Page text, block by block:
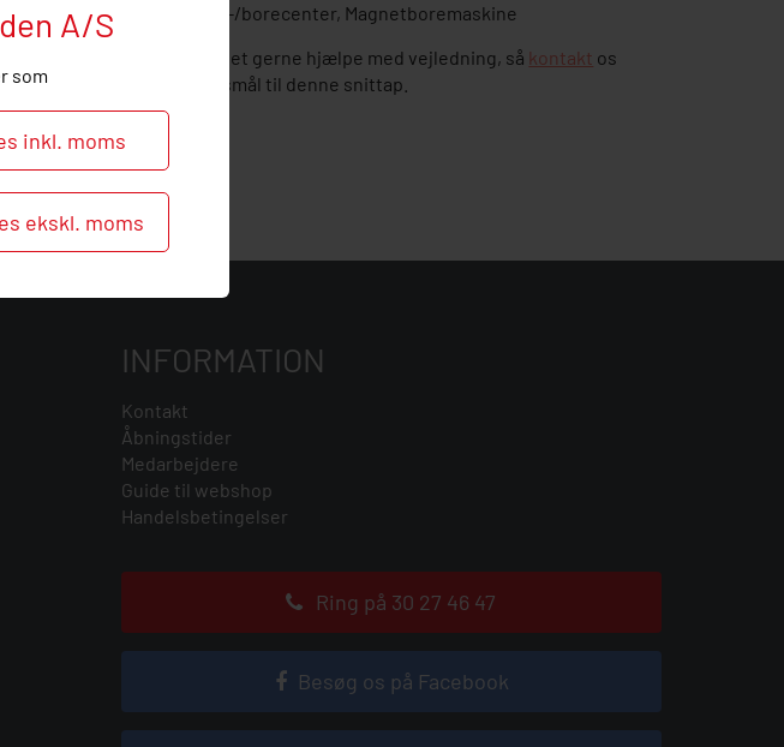
A/S
som
inkl. moms
ekskl. moms
Egnet til maskintype: Fræse-/borecenter, Magnetboremaskine
Hos Smøremanden vil vi meget gerne hjælpe med vejledning, så kontakt os
ved behov og spørgsmål til denne snittap.
INFORMATION
Kontakt
Åbningstider
Medarbejdere
Guide til webshop
Handelsbetingelser
Ring på 30 27 46 47
Besøg os på Facebook